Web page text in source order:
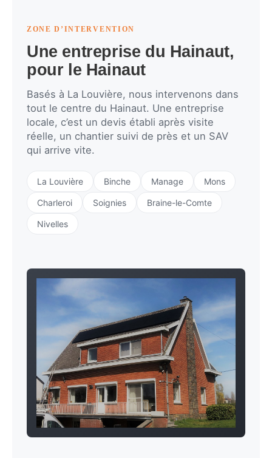
ZONE D’INTERVENTION
Une entreprise du Hainaut,
pour le Hainaut
Basés à La Louvière, nous intervenons dans
tout le centre du Hainaut. Une entreprise
locale, c’est un devis établi après visite
réelle, un chantier suivi de près et un SAV
qui arrive vite.
La Louvière Binche Manage Mons
Charleroi Soignies Braine-le-Comte
Nivelles